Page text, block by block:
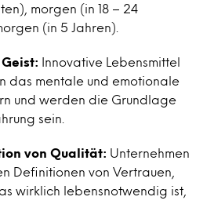
morgen (in 18 – 24
(in 5 Jahren).
Innovative Lebensmittel
das mentale und emotionale
und werden die Grundlage
sein.
von Qualität: Unternehmen
Definitionen von Vertrauen,
wirklich lebensnotwendig ist,